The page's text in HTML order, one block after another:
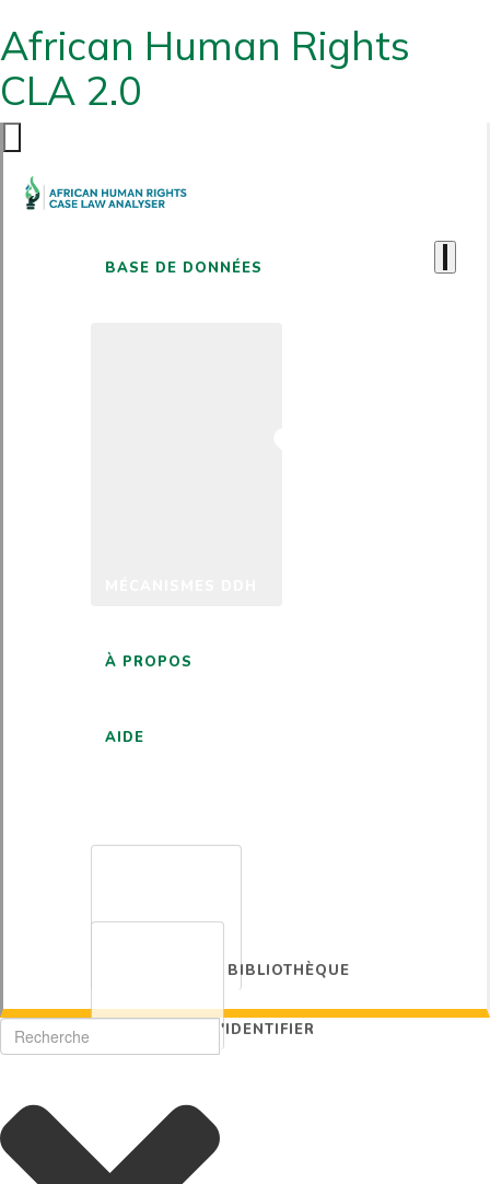
African Human Rights
CLA 2.0
BASE DE DONNÉES
À PROPOS
AIDE
BIBLIOTHÈQUE
S'IDENTIFIER